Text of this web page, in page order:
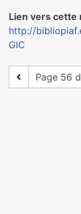
Lien vers cette
http://
GIC
Page 56